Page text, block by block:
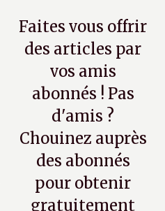
Faites vous offrir
des articles par
vos amis
abonnés ! Pas
d'amis ?
Chouinez auprès
des abonnés
pour obtenir
gratuitement